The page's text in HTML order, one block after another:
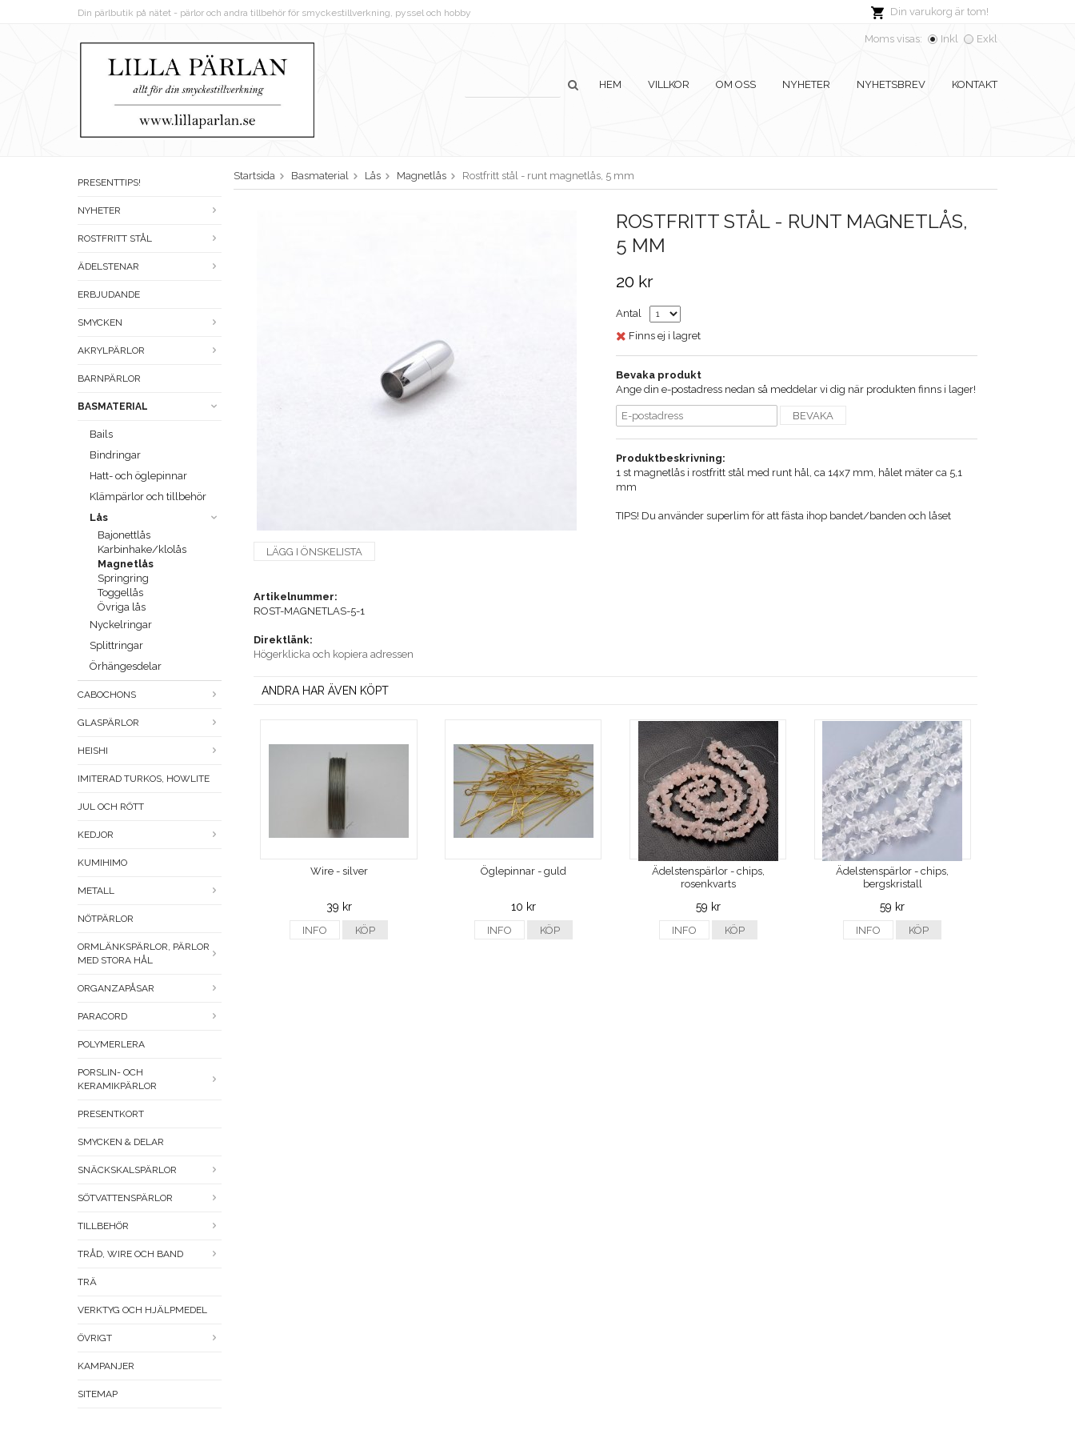
Din varukorg är tom!
Din pärlbutik på nätet - pärlor och andra tillbehör för smyckestillverkning, pyssel och hobby
Moms visas: Inkl Exkl
HEM VILLKOR OM OSS NYHETER NYHETSBREV KONTAKT
PRESENTTIPS!
NYHETER
ROSTFRITT STÅL
ÄDELSTENAR
ERBJUDANDE
SMYCKEN
AKRYLPÄRLOR
BARNPÄRLOR
BASMATERIAL
Bails
Bindringar
Hatt- och öglepinnar
Klämpärlor och tillbehör
Lås
Bajonettlås
Karbinhake/klolås
Magnetlås
Springring
Toggellås
Övriga lås
Nyckelringar
Splittringar
Örhängesdelar
CABOCHONS
GLASPÄRLOR
HEISHI
IMITERAD TURKOS, HOWLITE
JUL OCH RÖTT
KEDJOR
KUMIHIMO
METALL
NÖTPÄRLOR
ORMLÄNKSPÄRLOR, PÄRLOR
MED STORA HÅL
ORGANZAPÅSAR
PARACORD
POLYMERLERA
PORSLIN- OCH
KERAMIKPÄRLOR
PRESENTKORT
SMYCKEN & DELAR
SNÄCKSKALSPÄRLOR
SÖTVATTENSPÄRLOR
TILLBEHÖR
TRÅD, WIRE OCH BAND
TRÄ
VERKTYG OCH HJÄLPMEDEL
ÖVRIGT
KAMPANJER
SITEMAP
Startsida Basmaterial Lås Magnetlås Rostfritt stål - runt magnetlås, 5 mm
ROSTFRITT STÅL - RUNT MAGNETLÅS,
5 MM
20 kr
Antal
Finns ej i lagret
Bevaka produkt
Ange din e-postadress nedan så meddelar vi dig när produkten finns i lager!
BEVAKA
Produktbeskrivning:
1 st magnetlås i rostfritt stål med runt hål, ca 14x7 mm, hålet mäter ca 5,1
mm
TIPS! Du använder superlim för att fästa ihop bandet/banden och låset
LÄGG I ÖNSKELISTA
Artikelnummer:
ROST-MAGNETLAS-5-1
Direktlänk:
Högerklicka och kopiera adressen
ANDRA HAR ÄVEN KÖPT
Wire - silver
39 kr
INFO KÖP
Öglepinnar - guld
10 kr
INFO KÖP
Ädelstenspärlor - chips,
rosenkvarts
59 kr
INFO KÖP
Ädelstenspärlor - chips,
bergskristall
59 kr
INFO KÖP